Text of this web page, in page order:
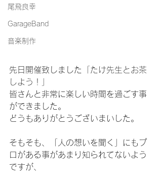
尾飛良幸
GarageBand
音楽制作
先日開催致しました
「たけ先生とお茶
しよう！」
皆さんと非常に楽しい時間を過ごす事
ができました。
どうもありがとうございまいした。
そもそも、「人の想いを聞く」にもプ
ロがある事があまり知られてないよう
ですが、